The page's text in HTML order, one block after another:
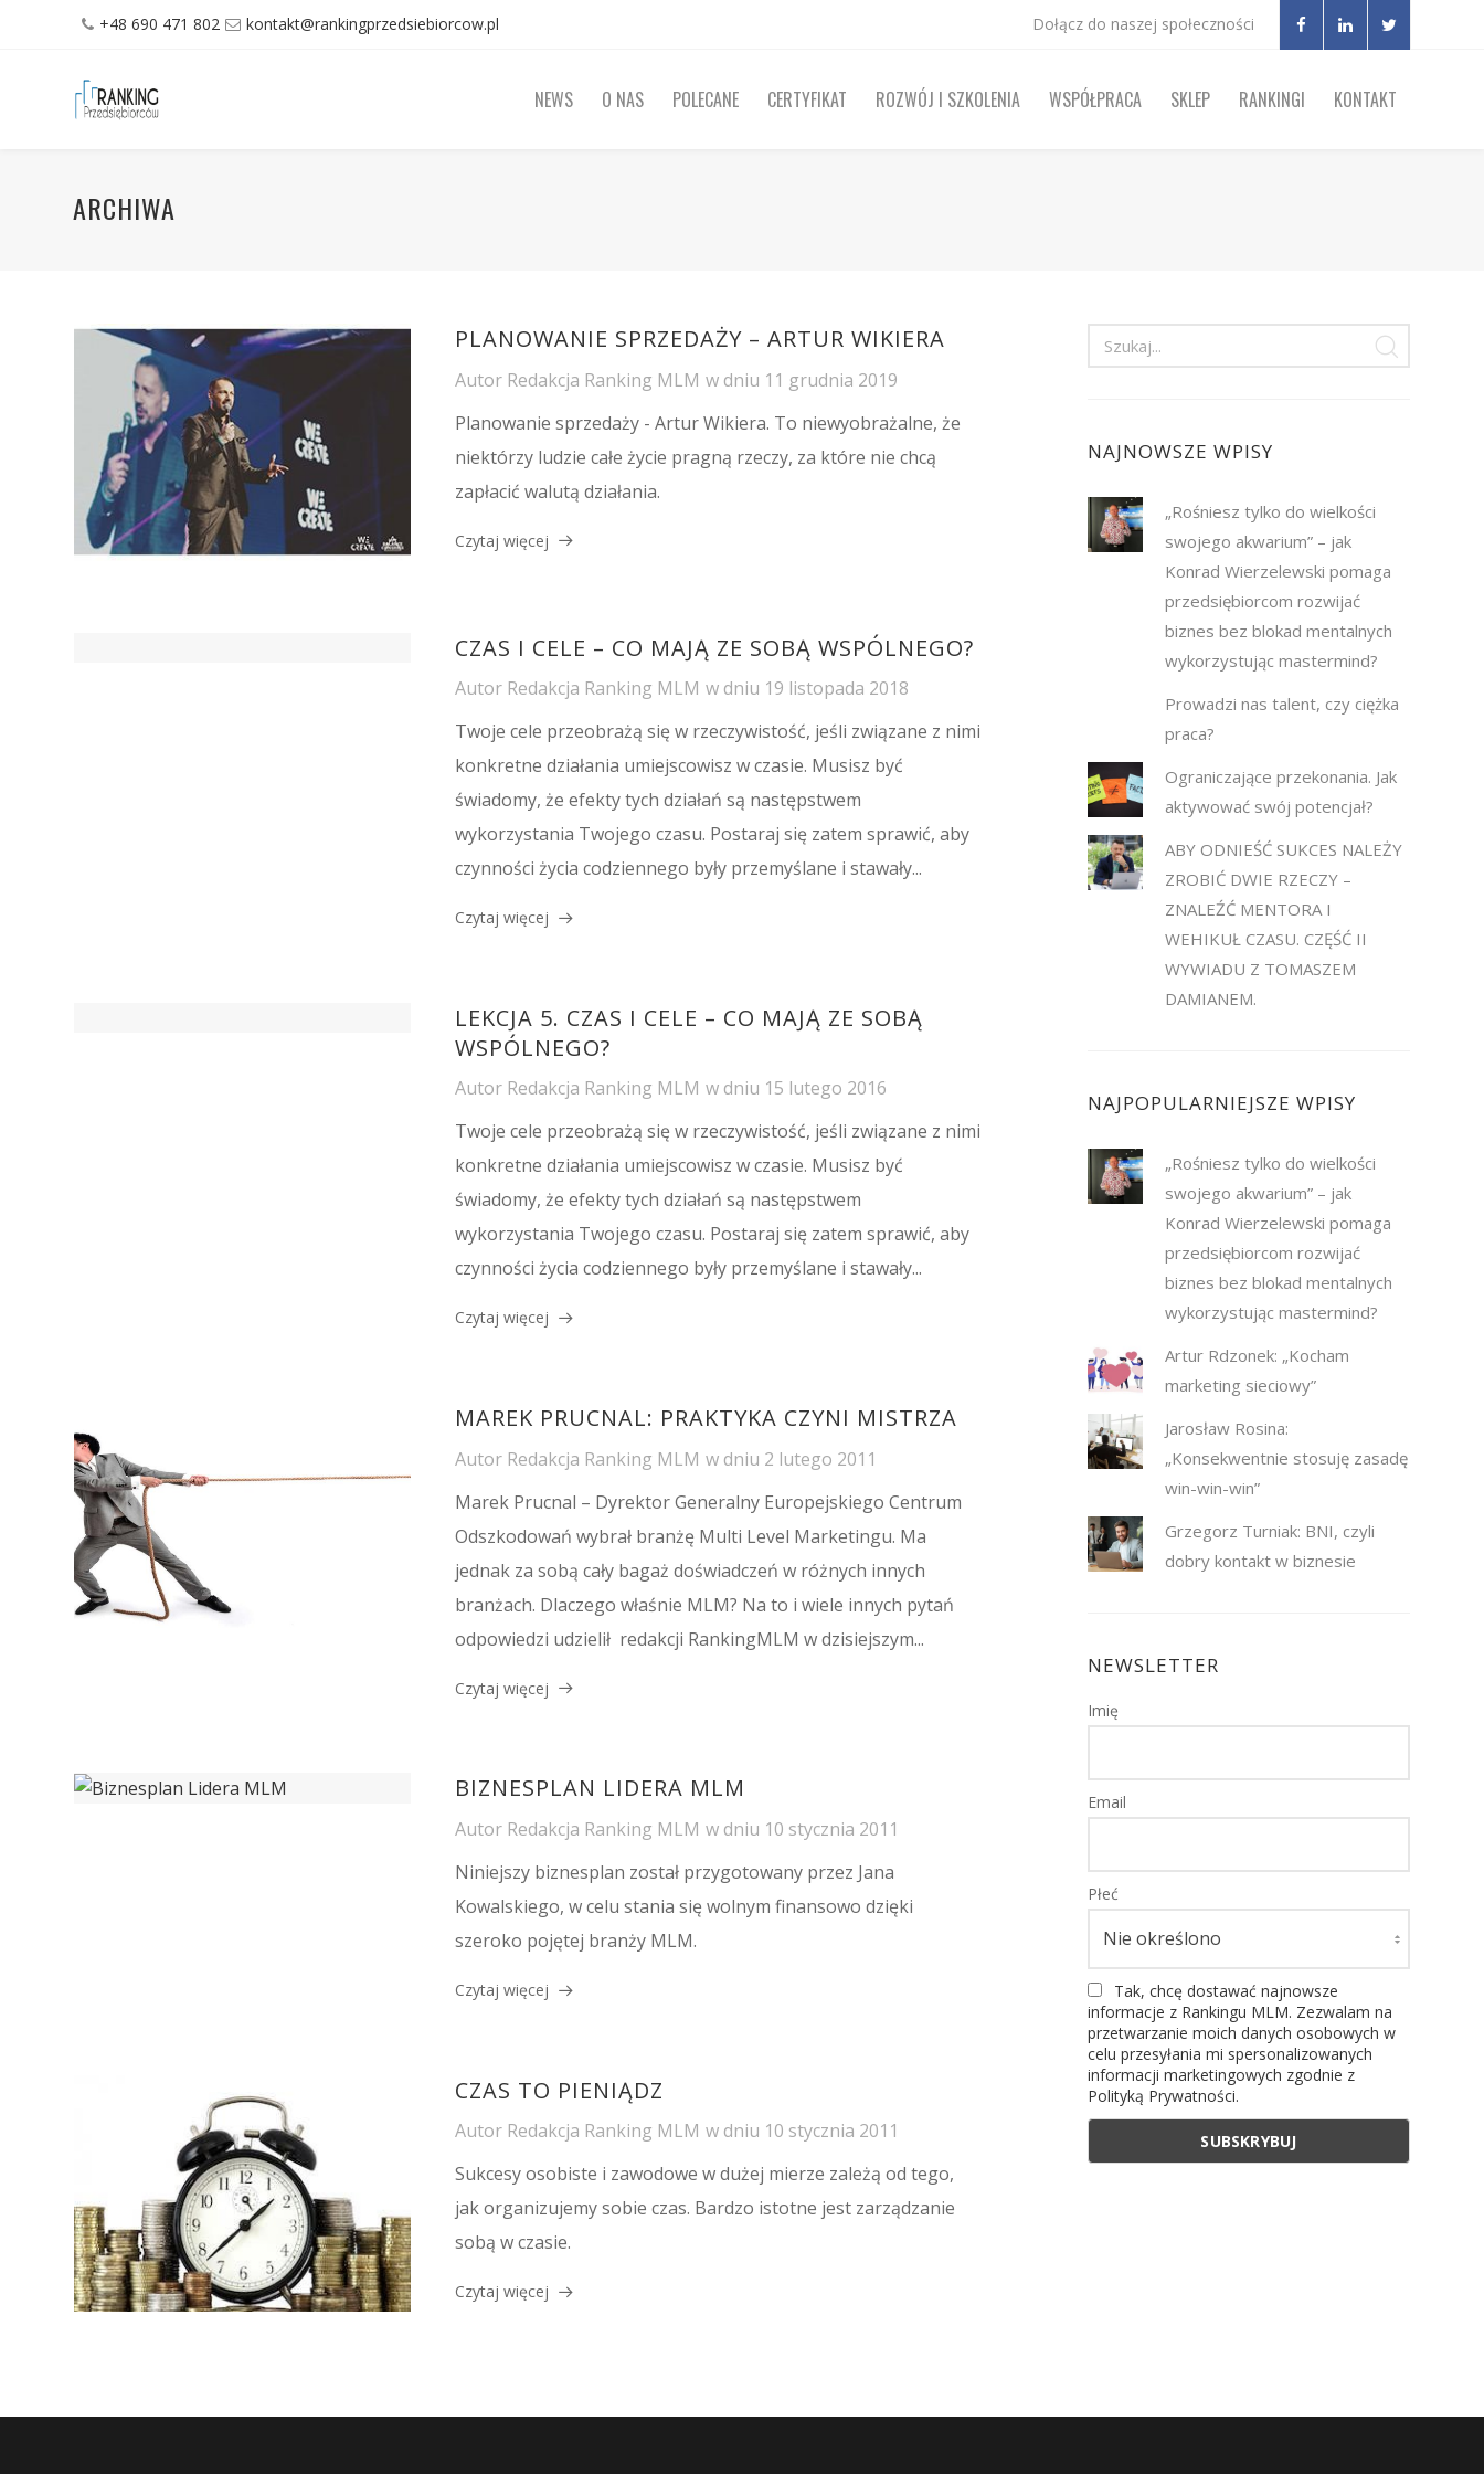
+48 690 471 802 kontakt@rankingprzedsiebiorcow.pl Dołącz do naszej społeczności
NEWS O NAS POLECANE CERTYFIKAT ROZWÓJ I SZKOLENIA WSPÓŁPRACA SKLEP RANKINGI KONTAKT
ARCHIWA
PLANOWANIE SPRZEDAŻY – ARTUR WIKIERA
Autor Redakcja Ranking MLM w dniu 11 grudnia 2019
Planowanie sprzedaży - Artur Wikiera. To niewyobrażalne, że
niektórzy ludzie całe życie pragną rzeczy, za które nie chcą
zapłacić walutą działania.
Czytaj więcej
CZAS I CELE – CO MAJĄ ZE SOBĄ WSPÓLNEGO?
Autor Redakcja Ranking MLM w dniu 19 listopada 2018
Twoje cele przeobrażą się w rzeczywistość, jeśli związane z nimi
konkretne działania umiejscowisz w czasie. Musisz być
świadomy, że efekty tych działań są następstwem
wykorzystania Twojego czasu. Postaraj się zatem sprawić, aby
czynności życia codziennego były przemyślane i stawały...
Czytaj więcej
LEKCJA 5. CZAS I CELE – CO MAJĄ ZE SOBĄ
WSPÓLNEGO?
Autor Redakcja Ranking MLM w dniu 15 lutego 2016
Twoje cele przeobrażą się w rzeczywistość, jeśli związane z nimi
konkretne działania umiejscowisz w czasie. Musisz być
świadomy, że efekty tych działań są następstwem
wykorzystania Twojego czasu. Postaraj się zatem sprawić, aby
czynności życia codziennego były przemyślane i stawały...
Czytaj więcej
MAREK PRUCNAL: PRAKTYKA CZYNI MISTRZA
Autor Redakcja Ranking MLM w dniu 2 lutego 2011
Marek Prucnal – Dyrektor Generalny Europejskiego Centrum
Odszkodowań wybrał branżę Multi Level Marketingu. Ma
jednak za sobą cały bagaż doświadczeń w różnych innych
branżach. Dlaczego właśnie MLM? Na to i wiele innych pytań
odpowiedzi udzielił redakcji RankingMLM w dzisiejszym...
Czytaj więcej
BIZNESPLAN LIDERA MLM
Autor Redakcja Ranking MLM w dniu 10 stycznia 2011
Niniejszy biznesplan został przygotowany przez Jana
Kowalskiego, w celu stania się wolnym finansowo dzięki
szeroko pojętej branży MLM.
Czytaj więcej
CZAS TO PIENIĄDZ
Autor Redakcja Ranking MLM w dniu 10 stycznia 2011
Sukcesy osobiste i zawodowe w dużej mierze zależą od tego,
jak organizujemy sobie czas. Bardzo istotne jest zarządzanie
sobą w czasie.
Czytaj więcej
NAJNOWSZE WPISY
„Rośniesz tylko do wielkości
swojego akwarium” – jak
Konrad Wierzelewski pomaga
przedsiębiorcom rozwijać
biznes bez blokad mentalnych
wykorzystując mastermind?
Prowadzi nas talent, czy ciężka
praca?
Ograniczające przekonania. Jak
aktywować swój potencjał?
ABY ODNIEŚĆ SUKCES NALEŻY
ZROBIĆ DWIE RZECZY –
ZNALEŹĆ MENTORA I
WEHIKUŁ CZASU. CZĘŚĆ II
WYWIADU Z TOMASZEM
DAMIANEM.
NAJPOPULARNIEJSZE WPISY
„Rośniesz tylko do wielkości
swojego akwarium” – jak
Konrad Wierzelewski pomaga
przedsiębiorcom rozwijać
biznes bez blokad mentalnych
wykorzystując mastermind?
Artur Rdzonek: „Kocham
marketing sieciowy”
Jarosław Rosina:
„Konsekwentnie stosuję zasadę
win-win-win”
Grzegorz Turniak: BNI, czyli
dobry kontakt w biznesie
NEWSLETTER
Imię
Email
Płeć
Tak, chcę dostawać najnowsze
informacje z Rankingu MLM. Zezwalam na
przetwarzanie moich danych osobowych w
celu przesyłania mi spersonalizowanych
informacji marketingowych zgodnie z
Polityką Prywatności.